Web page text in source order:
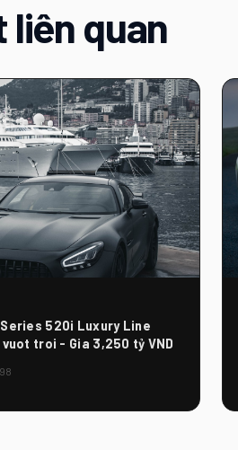
liên quan
Series 520i Luxury Line
troi - Gia 3,250 tỷ VND